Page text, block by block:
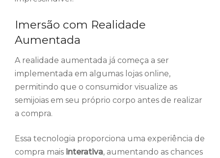
Imersão com Realidade
Aumentada
A realidade aumentada já começa a ser
implementada em algumas lojas online,
permitindo que o consumidor visualize as
semijoias em seu próprio corpo antes de realizar
a compra.
Essa tecnologia proporciona uma experiência de
compra mais interativa, aumentando as chances